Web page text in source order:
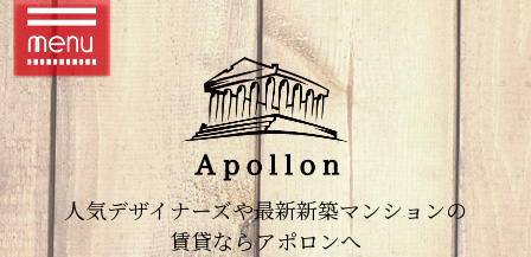
人気デザイナーズや最新新築マンションの
賃貸ならアポロンへ